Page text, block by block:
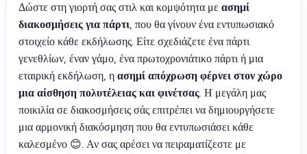
Δώστε στη γιορτή σας στιλ και κομψότητα με ασημί
διακοσμήσεις για πάρτι, που θα γίνουν ένα εντυπωσιακό
στοιχείο κάθε εκδήλωσης. Είτε σχεδιάζετε ένα πάρτι
γενεθλίων, έναν γάμο, ένα πρωτοχρονιάτικο πάρτι ή μια
εταιρική εκδήλωση, η ασημί απόχρωση φέρνει στον χώρο
μια αίσθηση πολυτέλειας και φινέτσας. Η μεγάλη μας
ποικιλία σε διακοσμήσεις σάς επιτρέπει να δημιουργήσετε
μια αρμονική διακόσμηση που θα εντυπωσιάσει κάθε
καλεσμένο 😊. Αν σας αρέσει να πειραματίζεστε με